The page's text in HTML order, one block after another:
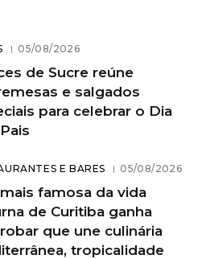
05/08/2026
de Sucre reúne
e salgados
para celebrar o Dia
E BARES 05/08/2026
famosa da vida
de Curitiba ganha
que une culinária
tropicalidade